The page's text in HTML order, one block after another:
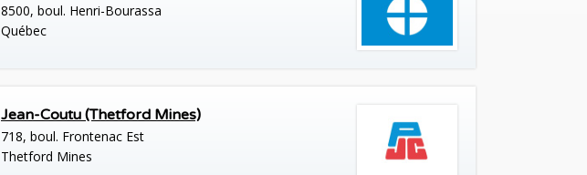
8500, boul. Henri-Bourassa
Québec
Jean-Coutu (Thetford Mines)
718, boul. Frontenac Est
Thetford Mines